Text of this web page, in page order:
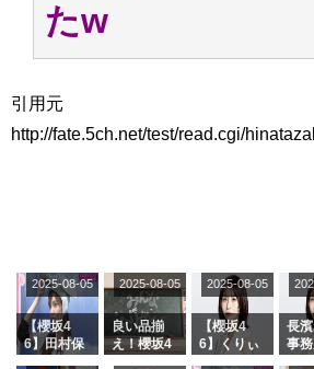
ぺいとう×いちごみるく×マヨラー星人 と同じと考
アイドル – ぷぅアンテナ / 【乃木坂46】日村
ふぇどみ！ / 【画像】スポ－ツキャスターお姉
ｗｗｗｗｗｗｗｗｗｗ
ふぇどみ！ / 【悲報】母「裕福な過程が高学歴
たw
引用元
http://fate.5ch.net/test/read.cgi/
【櫻坂4
6】田村保
2025-08-05
良い品揃
え！櫻坂4
2025-08-05
【櫻坂4
6】くりぃ
2025-08-05
長濱
事